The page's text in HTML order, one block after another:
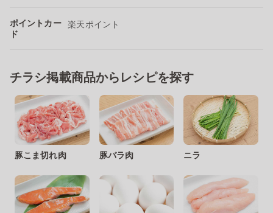
ポイントカー
ド
楽天ポイント
チラシ掲載商品からレシピを探す
豚こま切れ肉 豚バラ肉 ニラ